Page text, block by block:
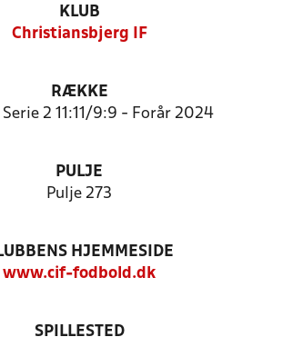
KLUB
Christiansbjerg IF
RÆKKE
Serie 2 11:11/9:9 - Forår 2024
PULJE
Pulje 273
HJEMMESIDE
www.cif-fodbold.dk
SPILLESTED